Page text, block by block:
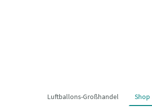
Luftballons-Großhandel Shop